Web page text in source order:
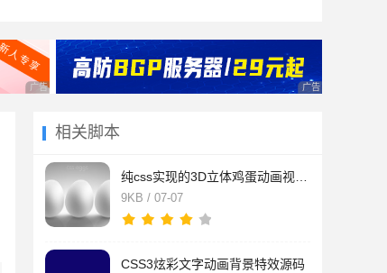
广告 商业广告，理性选择 广告 商业广告，理
相关脚本
9KB / 07-07
CSS3炫彩文字动画背景特效源码